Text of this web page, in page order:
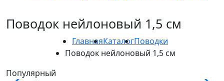
Поводок нейлоновый 1,5 см
ГлавнаяКаталогПоводки
Поводок нейлоновый 1,5 см
Популярный